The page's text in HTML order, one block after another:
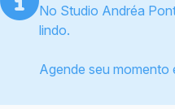
No Studio Andréa
lindo.
Agende seu momento